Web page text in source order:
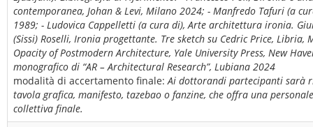
contemporanea, Johan & Levi, Milano 2024; - Manfredo Tafuri (a
1989; - Ludovica Cappelletti (a cura di), Arte architettura ironia.
(Sissi) Roselli, Ironia progettante. Tre sketch su Cedric Price,
Opacity of Postmodern Architecture, Yale University Press, New
monografico di “AR – Architectural Research”, Lubiana 2024
modalità di accertamento finale:Ai dottorandi partecipanti sarà
tavola grafica, manifesto, tazebao o fanzine, che offra una
collettiva finale.